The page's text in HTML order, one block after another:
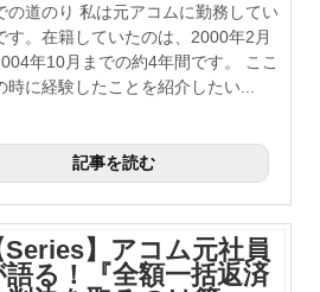
の道のり 私は元アコムに勤務してい
す。在籍していたのは、2000年2月
年10月までの約4年間です。 ここ
時に経験したことを紹介したい...
記事を読む
Series】アコム元社員
語る！『全額一括返済